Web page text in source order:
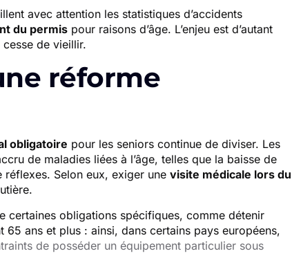
avec attention les statistiques d’accidents
du permis pour raisons d’âge. L’enjeu est d’autant
de vieillir.
réforme
obligatoire pour les seniors continue de diviser. Les
de maladies liées à l’âge, telles que la baisse de
Selon eux, exiger une visite médicale lors du
certaines obligations spécifiques, comme détenir
ans et plus : ainsi, dans certains pays européens,
de posséder un équipement particulier sous